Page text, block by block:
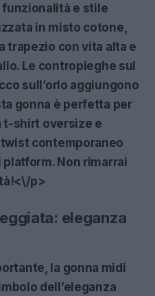
funzionalità e stile
in misto cotone,
trapezio con vita alta e
Le contropieghe sul
sull’orlo aggiungono
gonna è perfetta per
t-shirt oversize e
contemporaneo
Non rimarrai
p>
eleganza
la gonna midi
dell’eleganza